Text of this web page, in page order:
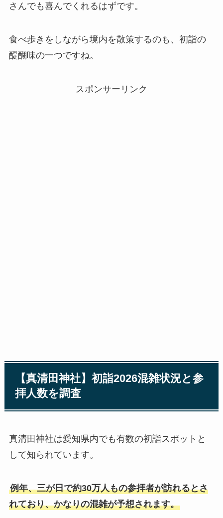
さんでも喜んでくれるはずです。
食べ歩きをしながら境内を散策するのも、初詣の
醍醐味の一つですね。
スポンサーリンク
【真清田神社】初詣2026混雑状況と参
拝人数を調査
真清田神社は愛知県内でも有数の初詣スポットと
して知られています。
例年、三が日で約30万人もの参拝者が訪れるとさ
れており、かなりの混雑が予想されます。